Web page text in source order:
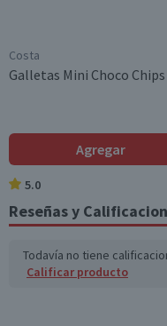
Grasas trans (g)
Hidratos de Carbon
o disponibles (g)
62
Azúcares totales
(g)
*Ingesta de referencia de
Variedad
Saborizado
Costa
Galletas Mini Choco Chips
Agregar
5.0
Reseñas y
Todavía no tiene
Calificar producto